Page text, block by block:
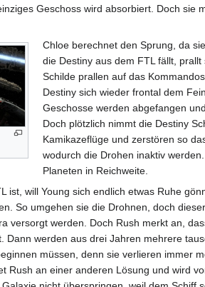
Geschoss wird absorbiert. Doch sie
Chloe berechnet den Sprung, da
die Destiny aus dem FTL fällt,
Schilde prallen auf das
Destiny sich wieder frontal dem
Geschosse werden abgefangen
Doch plötzlich nimmt die Destiny
Kamikazeflüge und zerstören so
wodurch die Drohen inaktiv
Planeten in Reichweite.
ist, will Young sich endlich etwas Ruhe
So umgehen sie die Drohnen, doch
versorgt werden. Doch Rush merkt an,
Dann werden aus drei Jahren mehrere
müssen, denn sie verlieren immer
Rush an einer anderen Lösung und wird